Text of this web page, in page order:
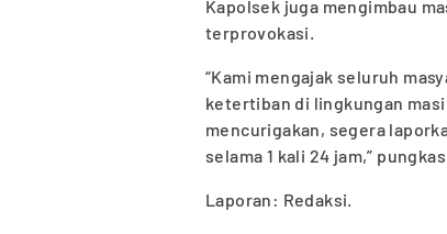
Kapolsek juga mengimbau
terprovokasi.
“Kami mengajak seluruh
ketertiban di lingkungan
mencurigakan, segera
selama 1 kali 24 jam,”
Laporan: Redaksi.